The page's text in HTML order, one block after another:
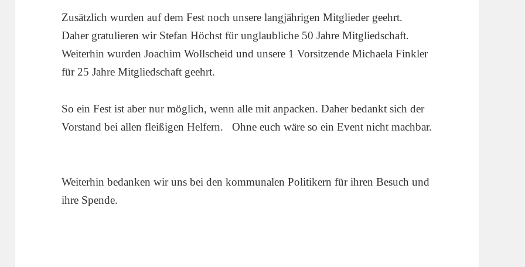
Zusätzlich wurden auf dem Fest noch unsere langjährigen Mitglieder geehrt.
Daher gratulieren wir Stefan Höchst für unglaubliche 50 Jahre Mitgliedschaft.
Weiterhin wurden Joachim Wollscheid und unsere 1 Vorsitzende Michaela Finkler
für 25 Jahre Mitgliedschaft geehrt.
So ein Fest ist aber nur möglich, wenn alle mit anpacken. Daher bedankt sich der
Vorstand bei allen fleißigen Helfern. Ohne euch wäre so ein Event nicht machbar.
Weiterhin bedanken wir uns bei den kommunalen Politikern für ihren Besuch und
ihre Spende.